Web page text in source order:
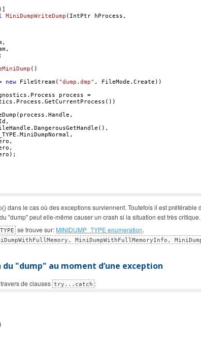
)]
MiniDumpWriteDump (IntPtr hProcess,
()
new FileStream( "dump.dmp" , FileMode.Create))
process =
dans le cas où des exceptions surviennent. Toutefois il est préférable
"dump" peut elle-même causer un crash si la situation est très critique.
se trouve sur: MINIDUMP_TYPE enumeration.
MiniDumpWithFullMemoryInfo,
"dump" au moment d’une exception
de clauses try...catch :